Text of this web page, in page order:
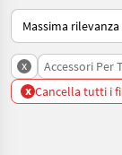
Ecco come viene
x Accessori Per
x Cancella tutti i